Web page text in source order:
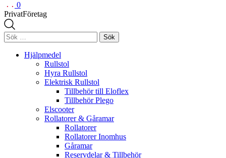
0
PrivatFöretag
Sök
efter:
Hjälpmedel
Rullstol
Hyra Rullstol
Elektrisk Rullstol
Tillbehör till Eloflex
Tillbehör Plego
Elscooter
Rollatorer & Gåramar
Rollatorer
Rollatorer Inomhus
Gåramar
Reservdelar & Tillbehör